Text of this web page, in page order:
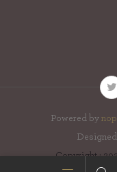
Powered by
Copyright ;